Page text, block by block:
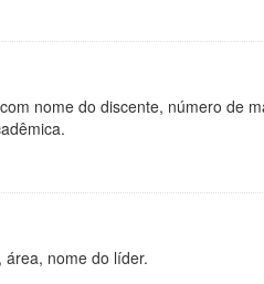
nome do discente, número de
nome do líder.